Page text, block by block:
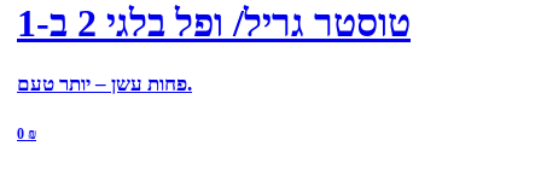
טוסטר גריל/ ופל בלגי 2 ב-1
פחות עשן – יותר טעם.
0 ₪